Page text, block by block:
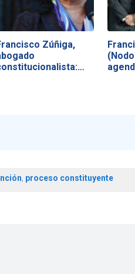
Zúñiga,
, proceso constituyente